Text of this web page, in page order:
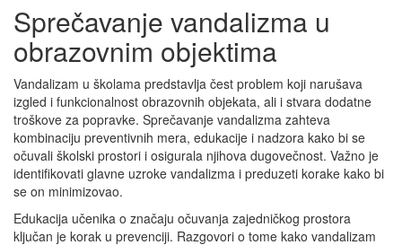
Sprečavanje vandalizma u
obrazovnim objektima
Vandalizam u školama predstavlja čest problem koji narušava
izgled i funkcionalnost obrazovnih objekata, ali i stvara dodatne
troškove za popravke. Sprečavanje vandalizma zahteva
kombinaciju preventivnih mera, edukacije i nadzora kako bi se
očuvali školski prostori i osigurala njihova dugovečnost. Važno je
identifikovati glavne uzroke vandalizma i preduzeti korake kako bi
se on minimizovao.
Edukacija učenika o značaju očuvanja zajedničkog prostora
ključan je korak u prevenciji. Razgovori o tome kako vandalizam